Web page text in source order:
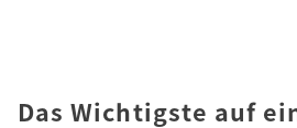
Das Wichtigste auf